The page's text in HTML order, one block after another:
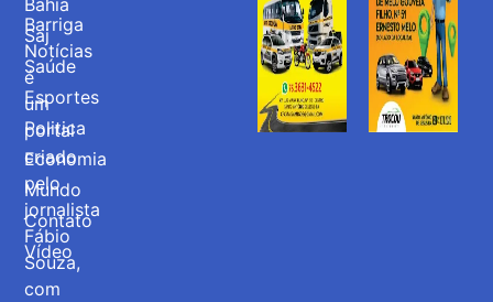
Barriga
Notícias
é
um
portal
criado
pelo
jornalista
Fábio
Souza,
com
Bahia
Saj
Saúde
Esportes
Politica
Economia
Mundo
Contato
Vídeo